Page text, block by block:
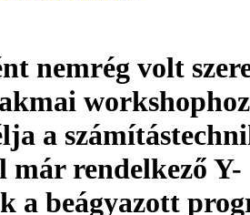
nemrég volt
a
már rendelkező Y-
a beágyazott